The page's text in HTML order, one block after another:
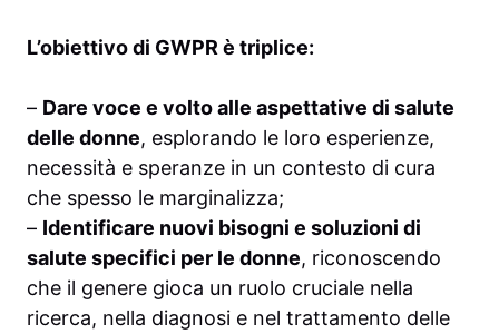
L’obiettivo di GWPR è triplice:
– Dare voce e volto alle aspettative di salute
delle donne, esplorando le loro esperienze,
necessità e speranze in un contesto di cura
che spesso le marginalizza;
– Identificare nuovi bisogni e soluzioni di
salute specifici per le donne, riconoscendo
che il genere gioca un ruolo cruciale nella
ricerca, nella diagnosi e nel trattamento delle